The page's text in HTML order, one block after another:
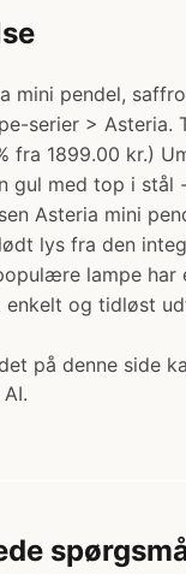
mini pendel,
serier > Asteria.
fra 1899.00 kr.)
gul med top i stål
Asteria mini
lys fra den
lampe har
enkelt og tidløst
på denne side